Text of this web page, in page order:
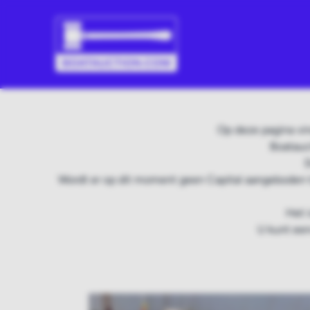
Op deze pagina
Wordt er op dit moment geen Capital
Het
U kunt